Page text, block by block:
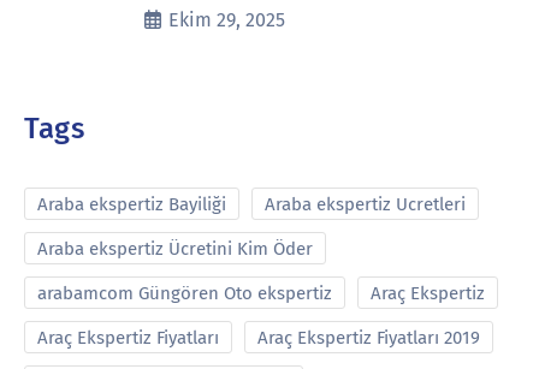
Ekim 29, 2025
Tags
Araba ekspertiz Bayiliği Araba ekspertiz Ucretleri
Araba ekspertiz Ücretini Kim Öder
arabamcom Güngören Oto ekspertiz Araç Ekspertiz
Araç Ekspertiz Fiyatları Araç Ekspertiz Fiyatları 2019